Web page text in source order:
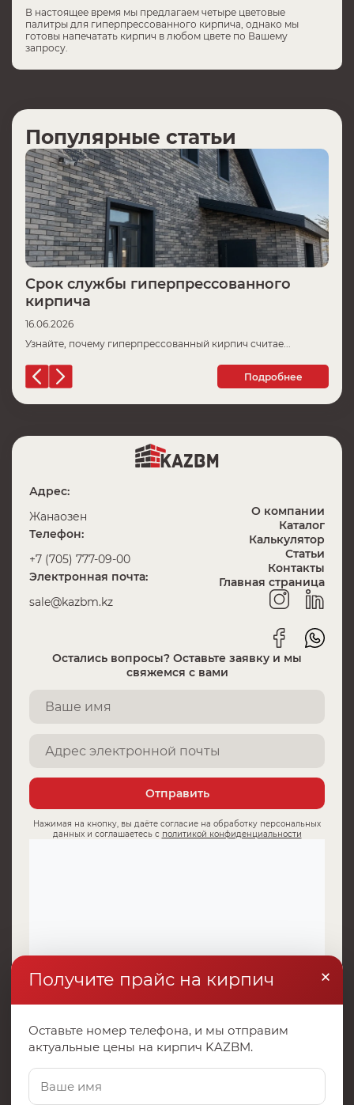
В настоящее время мы предлагаем четыре цветовые
палитры для гиперпрессованного кирпича, однако мы
готовы напечатать кирпич в любом цвете по Вашему
запросу.
Популярные статьи
Срок службы гиперпрессованного
кирпича
16.06.2026
Узнайте, почему гиперпрессованный кирпич считае...
Подробнее
Адрес:
Жанаозен
Телефон:
+7 (705) 777-09-00
Электронная почта:
sale@kazbm.kz
О компании
Каталог
Калькулятор
Статьи
Контакты
Главная страница
Остались вопросы? Оставьте заявку и мы
свяжемся с вами
Отправить
Нажимая на кнопку, вы даёте согласие на обработку персональных
данных и соглашаетесь с политикой конфиденциальности
×
Получите прайс на кирпич
Оставьте номер телефона, и мы отправим
актуальные цены на кирпич KAZBM.